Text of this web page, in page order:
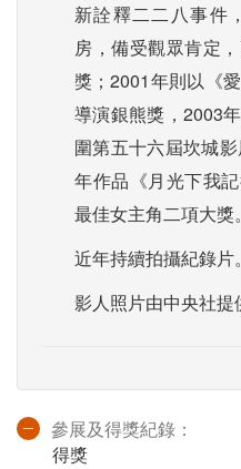
新詮釋二二八事件
房，備受觀眾肯定
獎；2001年則以《
導演銀熊獎，2003
圍第五十六屆坎城
年作品《月光下我
最佳女主角二項大獎。
近年持續拍攝紀錄片。
影人照片由中央社提
參展及得獎紀錄：
得獎